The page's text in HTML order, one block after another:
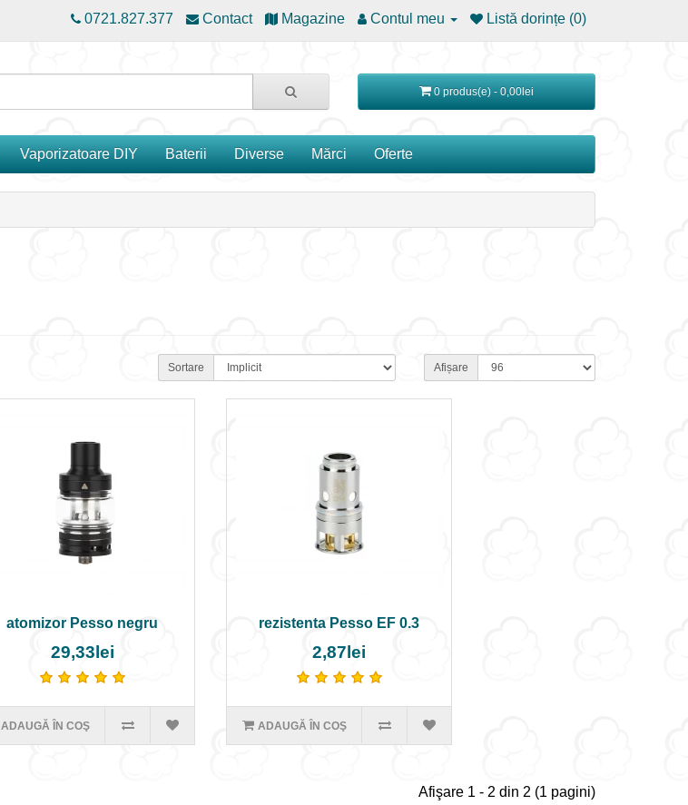
0721.827.377 Contact Magazine Contul meu Listă dorințe (0)
0 produs(e) - 0,00lei
Vaporizatoare DIY Baterii Diverse Mărci Oferte
Sortare Afișare
atomizor Pesso negru
29,33lei
ADAUGĂ ÎN COŞ
rezistenta Pesso EF 0.3
2,87lei
ADAUGĂ ÎN COŞ
Afişare 1 - 2 din 2 (1 pagini)